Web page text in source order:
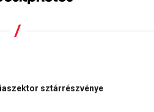
sztárrészvénye